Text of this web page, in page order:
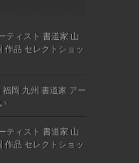
ティスト 書道家 山
作品 セレクトショッ
岡 九州 書道家 アー
ティスト 書道家 山
作品 セレクトショッ